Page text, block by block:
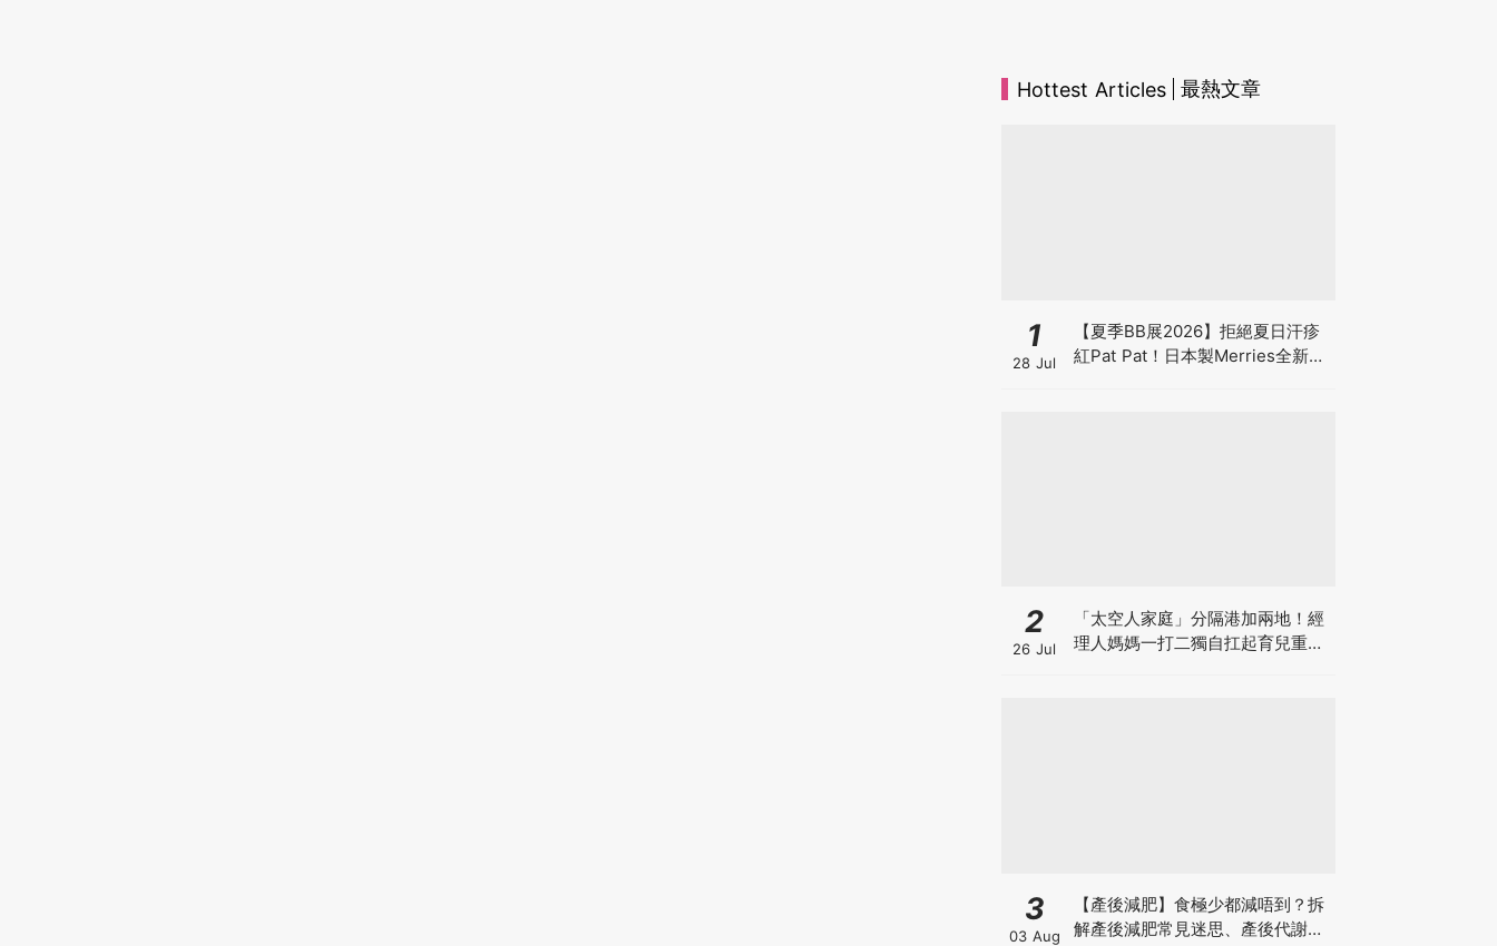
Hottest Articles 最熱文章
1
28 Jul
【夏季BB展2026】拒絕夏日汗疹
紅Pat Pat！日本製Merries全新超
2
26 Jul
「太空人家庭」分隔港加兩地！經
理人媽媽一打二獨自扛起育兒重
3
03 Aug
【產後減肥】食極少都減唔到？拆
解產後減肥常見迷思、產後代謝、